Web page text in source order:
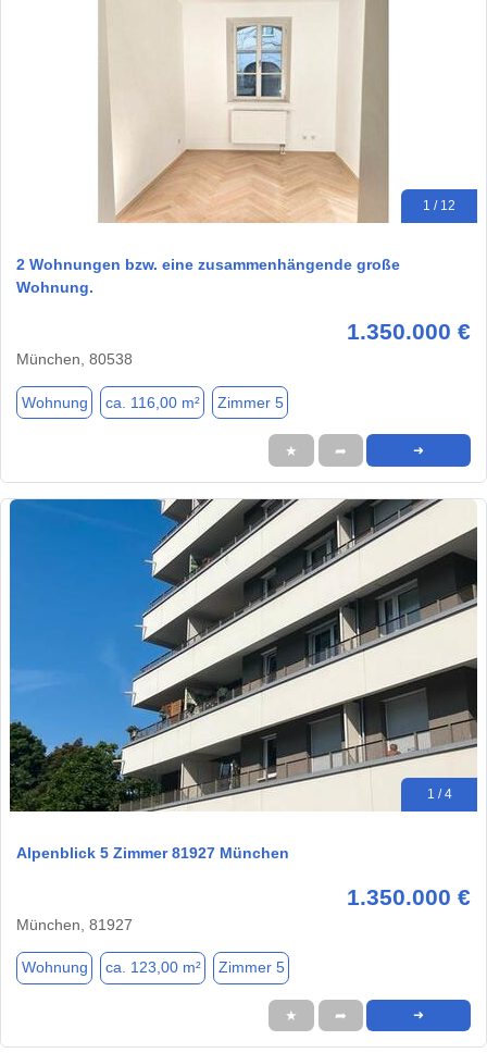
1 / 12
2 Wohnungen bzw. eine zusammenhängende große
Wohnung.
1.350.000 €
München, 80538
Wohnung ca. 116,00 m² Zimmer 5
★ ➦ ➜
1 / 4
Alpenblick 5 Zimmer 81927 München
1.350.000 €
München, 81927
Wohnung ca. 123,00 m² Zimmer 5
★ ➦ ➜